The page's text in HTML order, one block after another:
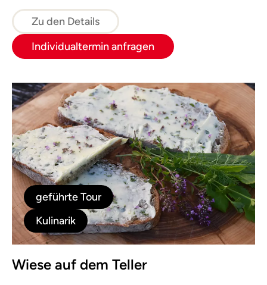
gemeinsamen Jodler an.
Zu den Details
Individualtermin anfragen
geführte Tour
Kulinarik
Wiese auf dem Teller